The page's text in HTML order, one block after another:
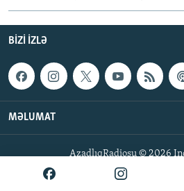
BIZI IZLƏ
MƏLUMAT
AzadlıqRadiosu © 2026